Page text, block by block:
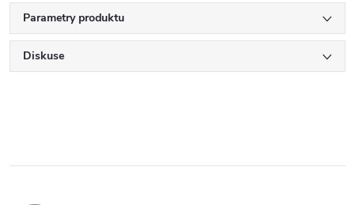
Parametry produktu
Diskuse